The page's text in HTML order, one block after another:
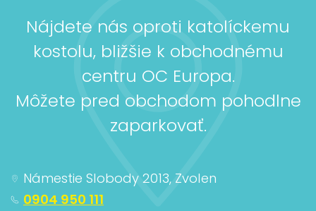
Nájdete nás oproti katolíckemu
kostolu, bližšie k obchodnému
centru OC Europa.
Môžete pred obchodom pohodlne
zaparkovať.
Námestie Slobody 2013, Zvolen
0904 950 111